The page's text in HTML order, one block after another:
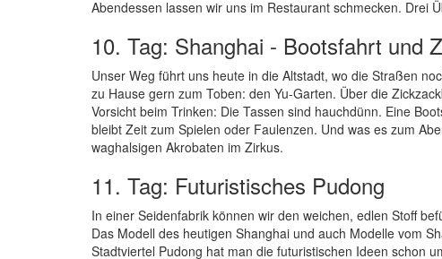
Abendessen lassen wir uns im Restaurant schmecken. Drei
10. Tag: Shanghai - Bootsfahrt und
Unser Weg führt uns heute in die Altstadt, wo die Straßen
zu Hause gern zum Toben: den Yu-Garten. Über die
Vorsicht beim Trinken: Die Tassen sind hauchdünn. Eine
bleibt Zeit zum Spielen oder Faulenzen. Und was es zum
waghalsigen Akrobaten im Zirkus.
11. Tag: Futuristisches Pudong
In einer Seidenfabrik können wir den weichen, edlen Stoff
Das Modell des heutigen Shanghai und auch Modelle vom
Stadtviertel Pudong hat man die futuristischen Ideen schon